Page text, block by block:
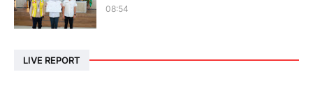
08:54
LIVE REPORT